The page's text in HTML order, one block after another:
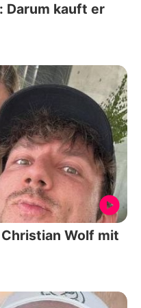
Darum kauft er
Wolf mit